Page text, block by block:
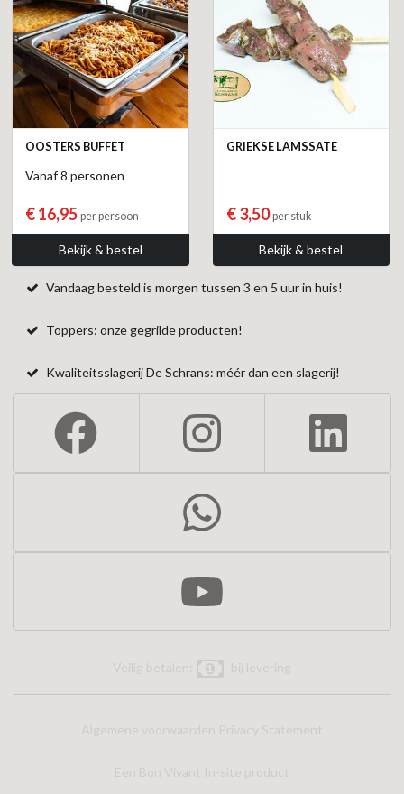
OOSTERS BUFFET
Vanaf 8 personen
€ 16,95 per persoon
Bekijk & bestel
GRIEKSE LAMSSATE
€ 3,50per stuk
Bekijk & bestel
Vandaag besteld is morgen tussen 3 en 5 uur in huis!
Toppers: onze gegrilde producten!
Kwaliteitsslagerij De Schrans: méér dan een slagerij!